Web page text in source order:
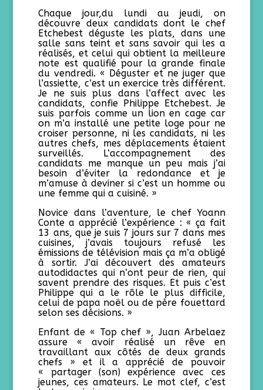
Chaque jour,du lundi au jeudi, on
découvre deux candidats dont le chef
Etchebest déguste les plats, dans une
salle sans teint et sans savoir qui les a
réalisés, et celui qui obtient la meilleure
note est qualifié pour la grande finale
du vendredi. « Déguster et ne juger que
l’assiette, c’est un exercice très différent.
Je ne suis plus dans l’affect avec les
candidats, confie Philippe Etchebest. Je
suis parfois comme un lion en cage car
on m’a installé une petite loge pour ne
croiser personne, ni les candidats, ni les
autres chefs, mes déplacements étaient
surveillés. L’accompagnement des
candidats me manque un peu mais j’ai
besoin d’éviter la redondance et je
m’amuse à deviner si c’est un homme ou
une femme qui a cuisiné. »
Novice dans l’aventure, le chef Yoann
Conte a apprécié l’expérience : « ça fait
13 ans, que je suis 7 jours sur 7 dans mes
cuisines, j’avais toujours refusé les
émissions de télévision mais ça m’a obligé
à sortir. J’ai découvert des amateurs
autodidactes qui n’ont peur de rien, qui
savent prendre des risques. Et puis c’est
Philippe qui a le rôle le plus difficile,
celui de papa noël ou de père fouettard
selon ses décisions. »
Enfant de « Top chef », Juan Arbelaez
assure « avoir réalisé un rêve en
travaillant aux côtés de deux grands
chefs » et il a apprécié de pouvoir
« partager (son) expérience avec ces
jeunes, ces amateurs. Le mot clef, c’est